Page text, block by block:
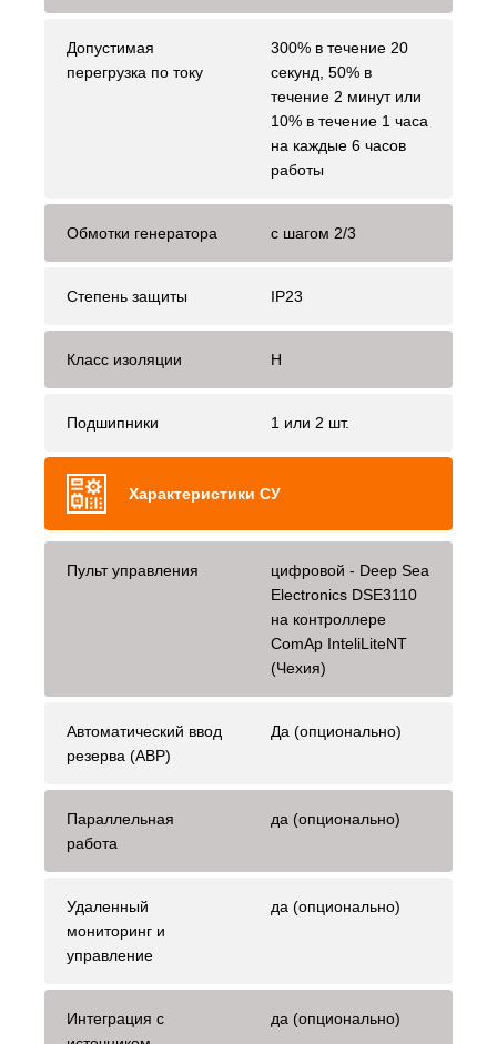
Допустимая
перегрузка по току
300% в течение 20
секунд, 50% в
течение 2 минут или
10% в течение 1 часа
на каждые 6 часов
работы
Обмотки генератора с шагом 2/3
Степень защиты IP23
Класс изоляции H
Подшипники 1 или 2 шт.
Характеристики СУ
Пульт управления
цифровой - Deep Sea
Electronics DSE3110
на контроллере
ComAp InteliLiteNT
(Чехия)
Автоматический ввод
резерва (АВР)
Да (опционально)
Параллельная
работа
да (опционально)
Удаленный
мониторинг и
управление
да (опционально)
Интеграция с
да (опционально)